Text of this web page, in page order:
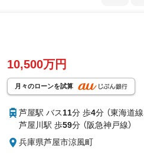
10,500万円
月々のローンを試算
芦屋駅 バス11分 歩4分 （東海道線
芦屋川駅 歩59分 （阪急神戸線）
兵庫県芦屋市涼風町